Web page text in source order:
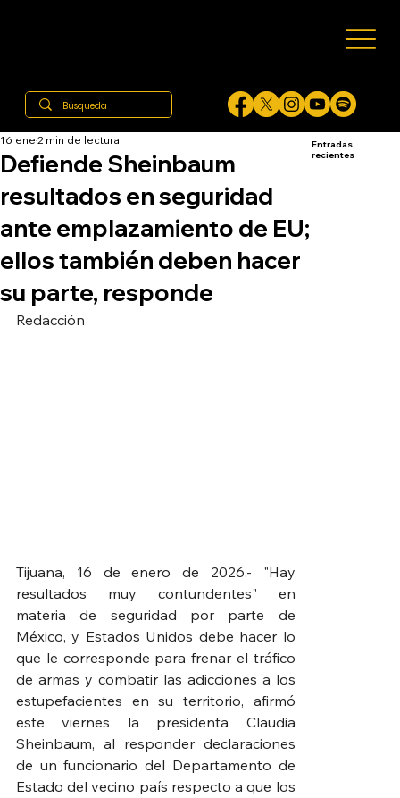
Defiende Sheinbaum
resultados en seguridad
ante emplazamiento de EU;
ellos también deben hacer
su parte, responde
16 ene 2 min de lectura
Redacción
Tijuana, 16 de enero de 2026.- "Hay
resultados muy contundentes" en
materia de seguridad por parte de
México, y Estados Unidos debe hacer lo
que le corresponde para frenar el tráfico
de armas y combatir las adicciones a los
estupefacientes en su territorio, afirmó
este viernes la presidenta Claudia
Sheinbaum, al responder declaraciones
de un funcionario del Departamento de
Estado del vecino país respecto a que los
Entradas
recientes